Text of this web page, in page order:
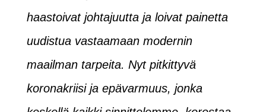
haastoivat johtajuutta ja loivat painetta
uudistua vastaamaan modernin
maailman tarpeita. Nyt pitkittyvä
koronakriisi ja epävarmuus, jonka